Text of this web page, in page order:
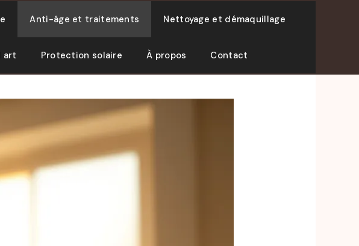
Anti-âge et traitements Nettoyage et démaquillage
art Protection solaire À propos Contact